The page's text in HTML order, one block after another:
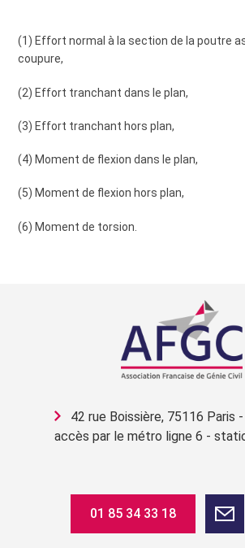
(1) Effort normal à la section de la poutre
coupure,
(2) Effort tranchant dans le plan,
(3) Effort tranchant hors plan,
(4) Moment de flexion dans le plan,
(5) Moment de flexion hors plan,
(6) Moment de torsion.
42 rue Boissière, 75116 Paris -
accès par le métro ligne 6 -
01 85 34 33 18